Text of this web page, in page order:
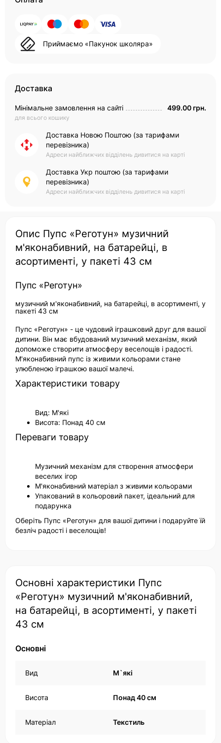
Приймаємо «Пакунок школяра»
Доставка
Мінімальне замовлення на сайті
для всього кошику
499.00 грн.
Доставка Новою Поштою (за тарифами
перевізника)
Адреси найближчих відділень дивитися на карті
Доставка Укр поштою (за тарифами
перевізника)
Адреси найближчих відділень дивитися на карті
Опис Пупс «Реготун» музичний
м'яконабивний, на батарейці, в
асортименті, у пакеті 43 см
Пупс «Реготун»
музичний м'яконабивний, на батарейці, в асортименті, у
пакеті 43 см
Пупс «Реготун» - це чудовий іграшковий друг для вашої
дитини. Він має вбудований музичний механізм, який
допоможе створити атмосферу веселощів і радості.
М'яконабивний пупс із живими кольорами стане
улюбленою іграшкою вашої малечі.
Характеристики товару
Вид: М'які
Висота: Понад 40 см
Переваги товару
Музичний механізм для створення атмосфери
веселих ігор
М'яконабивний матеріал з живими кольорами
Упакований в кольоровий пакет, ідеальний для
подарунка
Оберіть Пупс «Реготун» для вашої дитини і подаруйте їй
безліч радості і веселощів!
Основні характеристики Пупс
«Реготун» музичний м'яконабивний,
на батарейці, в асортименті, у пакеті
43 см
Основні
Вид М`які
Висота Понад 40 см
Матеріал Текстиль